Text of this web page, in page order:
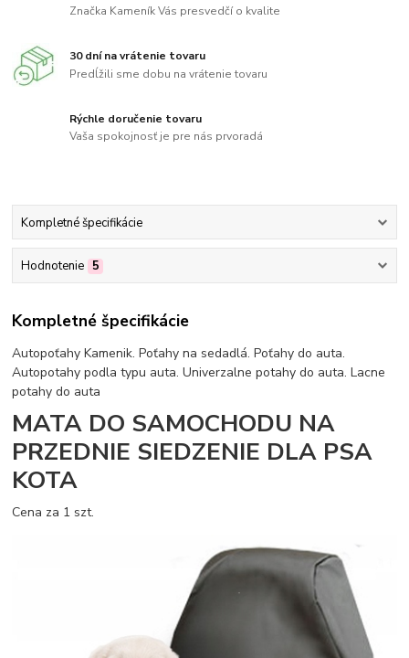
Značka Kameník Vás presvedčí o kvalite
30 dní na vrátenie tovaru
Predĺžili sme dobu na vrátenie tovaru
Rýchle doručenie tovaru
Vaša spokojnosť je pre nás prvoradá
Kompletné špecifikácie
Hodnotenie 5
Kompletné špecifikácie
Autopoťahy Kamenik. Poťahy na sedadlá. Poťahy do auta.
Autopotahy podla typu auta. Univerzalne potahy do auta. Lacne
potahy do auta
MATA DO SAMOCHODU NA
PRZEDNIE SIEDZENIE DLA PSA
KOTA
Cena za 1 szt.